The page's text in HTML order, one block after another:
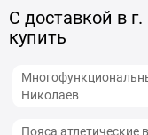
С доставкой в
купить
Николаев
Пояса атлетические